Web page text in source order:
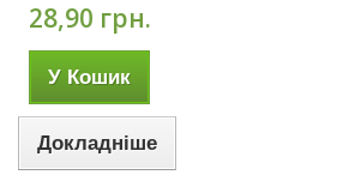
28,90 грн.
У Кошик
Докладніше